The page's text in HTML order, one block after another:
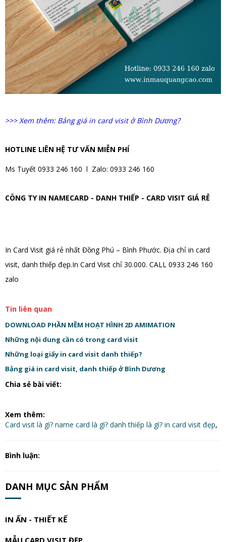
>>> Xem thêm: Bảng giá in card visit ở Bình Dương?
HOTLINE LIÊN HỆ TƯ VẤN MIỄN PHÍ
Ms Tuyết 0933 246 160 l Zalo: 0933 246 160
CÔNG TY IN NAMECARD - DANH THIẾP - CARD VISIT GIÁ RẺ
In Card Visit giá rẻ nhất Đồng Phú – Bình Phước. Địa chỉ in card
visit, danh thiếp đẹp.In Card Visit chỉ 30.000. CALL 0933 246 160
zalo
Tin liên quan
DOWNLOAD PHẦN MỀM HOẠT HÌNH 2D AMIMATION
Những nội dung cần có trong card visit
Những loại giấy in card visit danh thiếp?
Bảng giá in card visit, danh thiếp ở Bình Dương
Chia sẻ bài viết:
Xem thêm:
Card visit là gì? name card là gì? danh thiếp là gì? in card visit đẹp,
Bình luận:
DANH MỤC SẢN PHẨM
IN ẤN - THIẾT KẾ
MẪU CARD VISIT ĐẸP